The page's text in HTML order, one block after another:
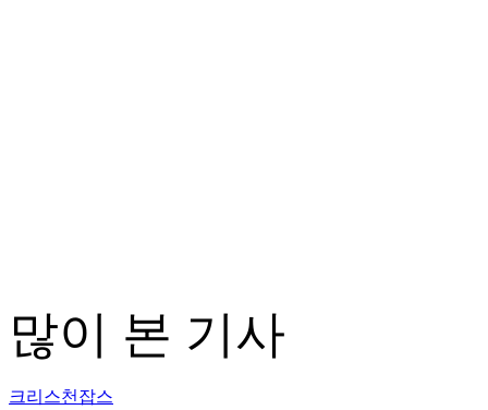
많이 본 기사
크리스천잡스